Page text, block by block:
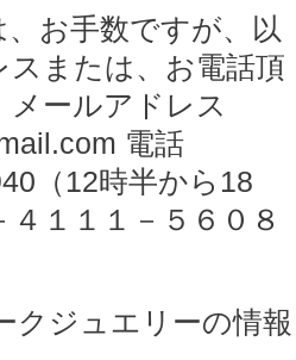
お手数ですが、以
または、お電話頂
メールアドレス
電話
（12時半から18
１１１－５６０８
クジュエリーの情報